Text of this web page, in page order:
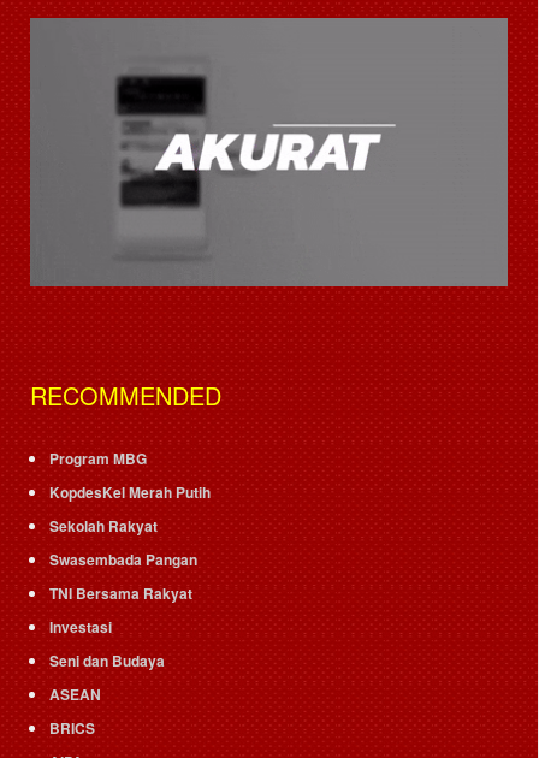
RECOMMENDED
Program MBG
KopdesKel Merah Putih
Sekolah Rakyat
Swasembada Pangan
TNI Bersama Rakyat
Investasi
Seni dan Budaya
ASEAN
BRICS